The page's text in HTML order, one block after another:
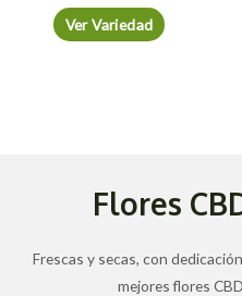
Ver Variedad
Flores
Frescas y secas, con
mejores flores